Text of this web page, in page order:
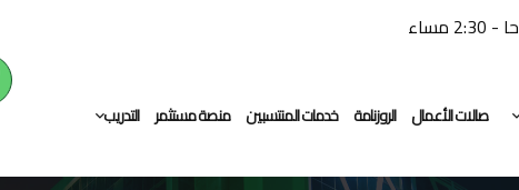
صالات الأعمال الروزنامة خدمات المنتسبين منصة مستثمر التدريب